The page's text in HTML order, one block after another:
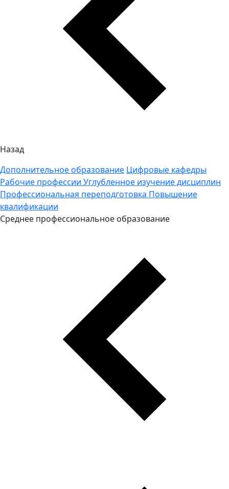
Назад
Дополнительное образование Цифровые кафедры
Рабочие профессии Углубленное изучение дисциплин
Профессиональная переподготовка Повышение
квалификации
Среднее профессиональное образование